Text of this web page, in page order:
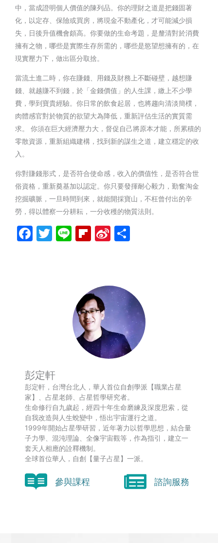
中，當成證明個人價值的陳列品。你的理財之道是把錢固著
化，以定存、保險或買房，將現金不動產化，才可能減少損
失，日後升值機會頗高。你要做的生命考題，是釐清對於消費
擁有之物，哪些是實際生存所需的，哪些是慾望想擁有的，在
現實壓力下，做出區分取捨。
當流土進二時，你在賺錢、用錢及財務上不斷碰壁，越想賺
錢、就越賺不到錢，於「金錢價值」的人生課，繳上不少學
費，學到寶貴經驗。你日常的飲食起居，也將趨向清淡簡樸，
肉體感官對於物質的欲望大為降低，重新評估生活的實質需
求。 你須在巨大經濟壓力大，督促自己將原本才能，所累積的
零散資源，重新組織建構，找到新的謀生之道，建立穩定的收
入。
你對賺錢形式，是否符合使命感，收入的價值性，是否符合世
俗資格，重新奠基加以認定。你只要發揮耐心毅力，勤奮淘金
挖掘礦脈，一旦時間到來，就能開採寶山，不枉曾付出的辛
勞，得以體察一分耕耘，一分收穫的物質法則。
Facebook
Twitter
LineFlipboard
Sina
彭定軒
彭定軒，台灣台北人，華人首位自創學派【職業占星
家】、占星老師、占星哲學研究者。
生命修行自九歲起，經四十年生命磨練及深度思索，從
自我改造與人生蛻變中，悟出宇宙運行之道。
1999年開始占星學研習，近年著力以哲學思想，結合量
子力學、混沌理論、全像宇宙觀等，作為指引，建立一
套天人相應的詮釋機制。
全球首位華人，自創【量子占星】一派。
參與課程 諮詢服務